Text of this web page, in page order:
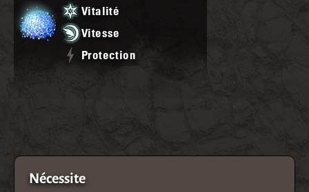
Vitalité
Vitesse
Protection
Nécessite